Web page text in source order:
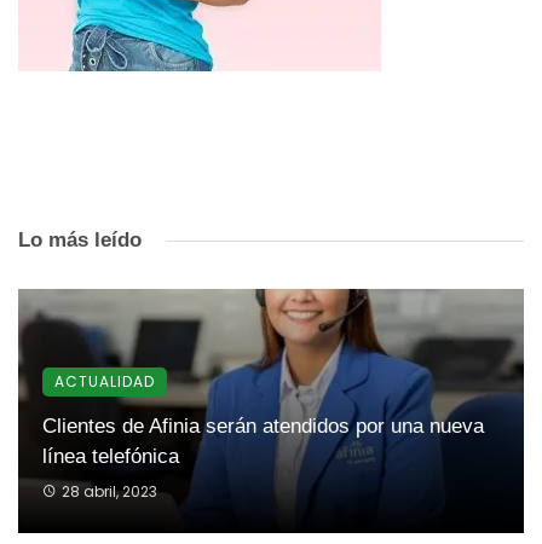
Lo más leído
ACTUALIDAD
Clientes de Afinia serán atendidos por una nueva
línea telefónica
28 abril, 2023